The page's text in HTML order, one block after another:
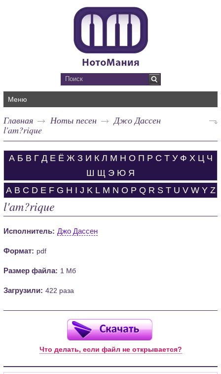
Меню
Главная Ноты песен
Джо Дассен
l'am?rique
А Б В Г Д Е Ё Ж З И К Л М Н О П Р С Т У Ф Х Ц Ч
Ш Щ Э Ю Я
A B C D E F G H I J K L M N O P Q R S T U V W Y Z
l'am?rique
Исполнитель: Джо Дассен
Формат: pdf
Размер файла: 1 Мб
Загрузили: 422 раза
Что делать, если файл не открывается?